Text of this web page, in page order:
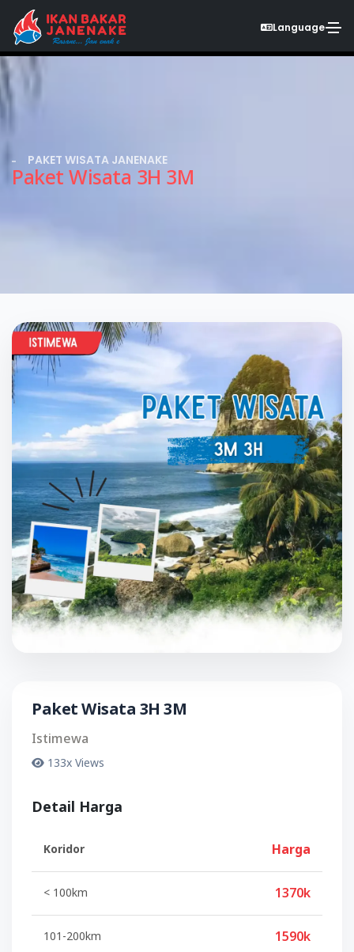
Language
PAKET WISATA JANENAKE
Paket Wisata 3H 3M
Paket Wisata 3H 3M
Istimewa
133x Views
Detail Harga
Koridor Harga
< 100km 1370k
101-200km 1590k